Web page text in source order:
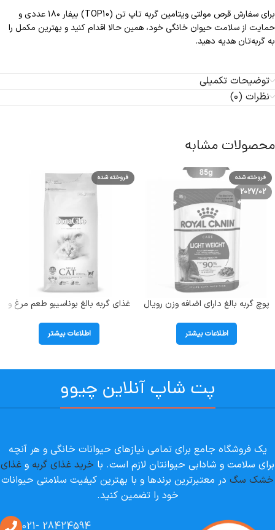
برای سفارش قرص مولتی ویتامین گربه تاپ تن (TOP10) بیفار ۱۸۰ عددی و
حمایت از سلامت حیوان خانگی خود، همین حالا اقدام کنید و بهترین مکمل را
به گربه‌تان هدیه دهید.
توضیحات تکمیلی
نظرات (0)
محصولات مشابه
فروخته شده
2027/02
پوچ گربه بالغ دارای اضافه وزن رویال
اطلاعات بیشتر
فروخته شده
غذای گربه بالغ بوناسیبو طعم مرغ و
اطلاعات بیشتر
پت شاپ آنلاین چیوو
یک فروشگاه جامع برای تمامی نیازهای حیوانات خانگی و هر آنچه
برای سلامت و شادابی حیوانتان لازم است. با خرید غذای گربه و غذای
خشک سگ در معتبرترین برندها و با بهترین کیفیت سلامتی حیوانات
خود را تضمین کنید.
28424594 -021